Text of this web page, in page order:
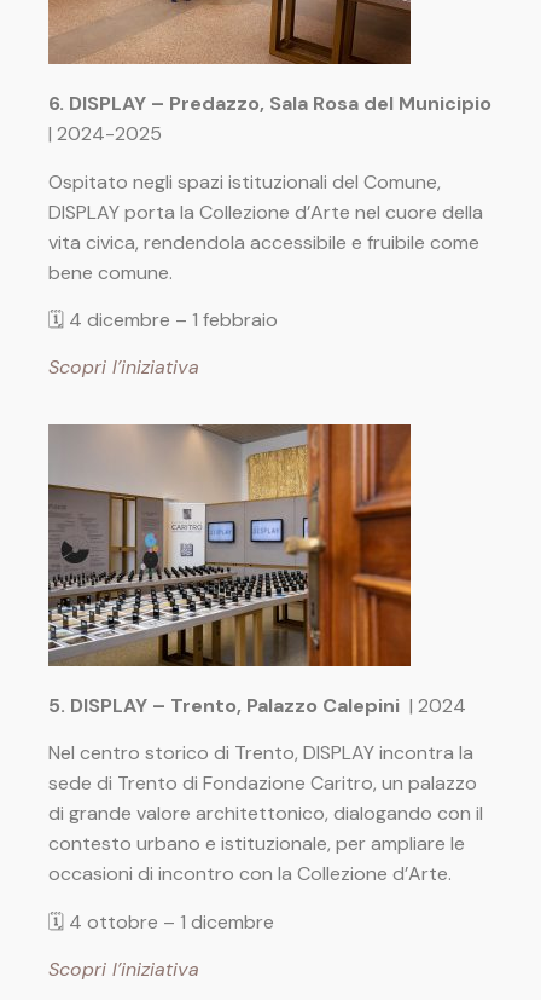
6. DISPLAY – Predazzo, Sala Rosa del Municipio
| 2024-2025
Ospitato negli spazi istituzionali del Comune,
DISPLAY porta la Collezione d’Arte nel cuore della
vita civica, rendendola accessibile e fruibile come
bene comune.
🗓 4 dicembre – 1 febbraio
Scopri l’iniziativa
5. DISPLAY – Trento, Palazzo Calepini | 2024
Nel centro storico di Trento, DISPLAY incontra la
sede di Trento di Fondazione Caritro, un palazzo
di grande valore architettonico, dialogando con il
contesto urbano e istituzionale, per ampliare le
occasioni di incontro con la Collezione d’Arte.
🗓 4 ottobre – 1 dicembre
Scopri l’iniziativa